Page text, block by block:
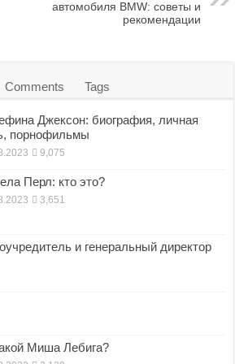
автомобиля BMW: советы и
рекомендации
Comments Tags
Джексон: биография, личная
порнофильмы
9,075
Перл: кто это?
3,651
и генеральный директор
Миша Лебига?